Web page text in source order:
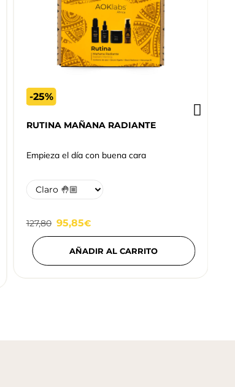
-25%
RUTINA MAÑANA RADIANTE
Empieza el día con buena cara
127,80 95,85€
AÑADIR AL CARRITO